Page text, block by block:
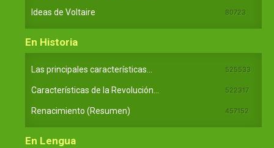
Ideas de Voltaire 80723
En Historia
Las principales características... 525533
Características de la Revolución... 522317
Renacimiento (Resumen) 457152
En Lengua